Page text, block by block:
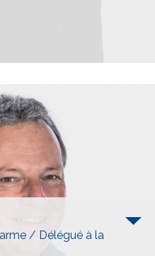
/ Délégué à la